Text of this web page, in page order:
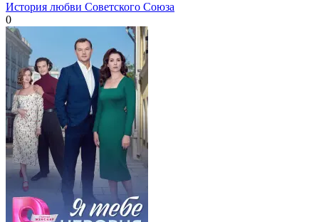
История любви Советского Союза
0